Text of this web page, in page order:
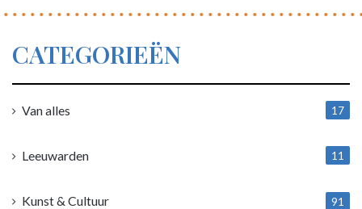
CATEGORIEËN
Van alles
17
Leeuwarden
11
Kunst & Cultuur 91